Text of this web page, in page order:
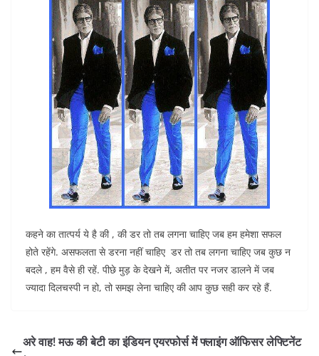
कहने का तात्पर्य ये है की , की डर तो तब लगना चाहिए जब हम हमेशा सफल
होते रहेंगे. असफलता से डरना नहीं चाहिए डर तो तब लगना चाहिए जब कुछ न
बदले , हम वैसे ही रहें. पीछे मुड़ के देखने में, अतीत पर नजर डालने में जब
ज्यादा दिलचस्पी न हो, तो समझ लेना चाहिए की आप कुछ सही कर रहे हैं.
अरे वाह! मऊ की बेटी का इंडियन एयरफोर्स में फ्लाइंग ऑफिसर लेफ्टिनेंट